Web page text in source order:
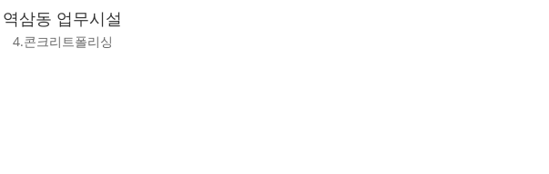
역삼동 업무시설
4.콘크리트폴리싱